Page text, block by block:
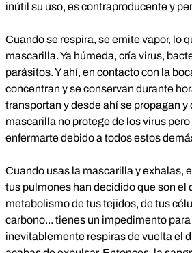
inútil su uso, es contraproducente y
Cuando se respira, se emite vapor, lo
mascarilla. Ya húmeda, cría virus,
parásitos. Y ahí, en contacto con la
concentran y se conservan durante
transportan y desde ahí se propagan y
mascarilla no protege de los virus
enfermarte debido a todos estos
Cuando usas la mascarilla y exhalas,
tus pulmones han decidido que son el
metabolismo de tus tejidos, de tus
carbono... tienes un impedimento
inevitablemente respiras de vuelta el